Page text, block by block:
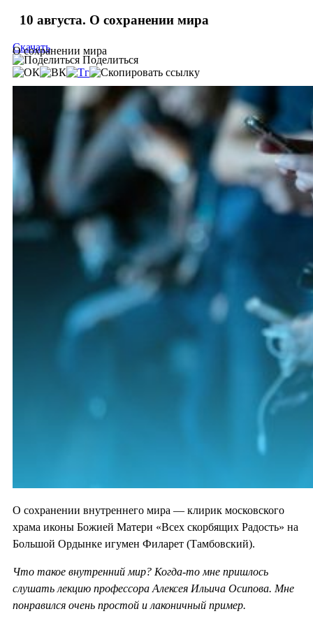
10 августа. О сохранении мира
О сохранении мира
Скачать
Поделиться
О сохранении внутреннего мира — клирик московского
храма иконы Божией Матери «Всех скорбящих Радость» на
Большой Ордынке игумен Филарет (Тамбовский).
Что такое внутренний мир? Когда-то мне пришлось
слушать лекцию профессора Алексея Ильича Осипова. Мне
понравился очень простой и лаконичный пример.